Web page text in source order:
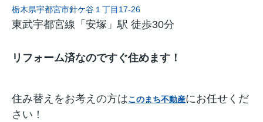
栃木県宇都宮市針ケ谷１丁目17-26
東武宇都宮線「安塚」駅 徒歩30分
リフォーム済なのですぐ住めます！
住み替えをお考えの方はこのまち不動産にお任せくだ
さい！